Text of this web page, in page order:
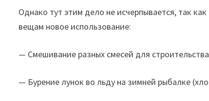
Однако тут этим дело не исчерпывается, так
вещам новое использование:
— Смешивание разных смесей для
— Бурение лунок во льду на зимней рыбалке